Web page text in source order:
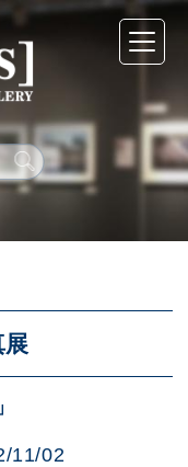
展
11/02